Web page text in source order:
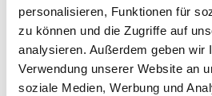
personalisieren, Funktionen für
zu können und die Zugriffe auf
analysieren. Außerdem geben wir
Verwendung unserer Website an
soziale Medien, Werbung und